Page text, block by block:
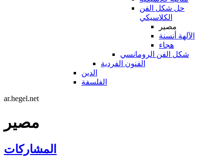
حل شكل الفن
الكلاسيكي
مصير
الآلهة أنسنة
هجاء
شكل الفن الرومانسي
الفنون الفردية
الدين
الفلسفة
ar.hegel.net
مصير
المشاركات